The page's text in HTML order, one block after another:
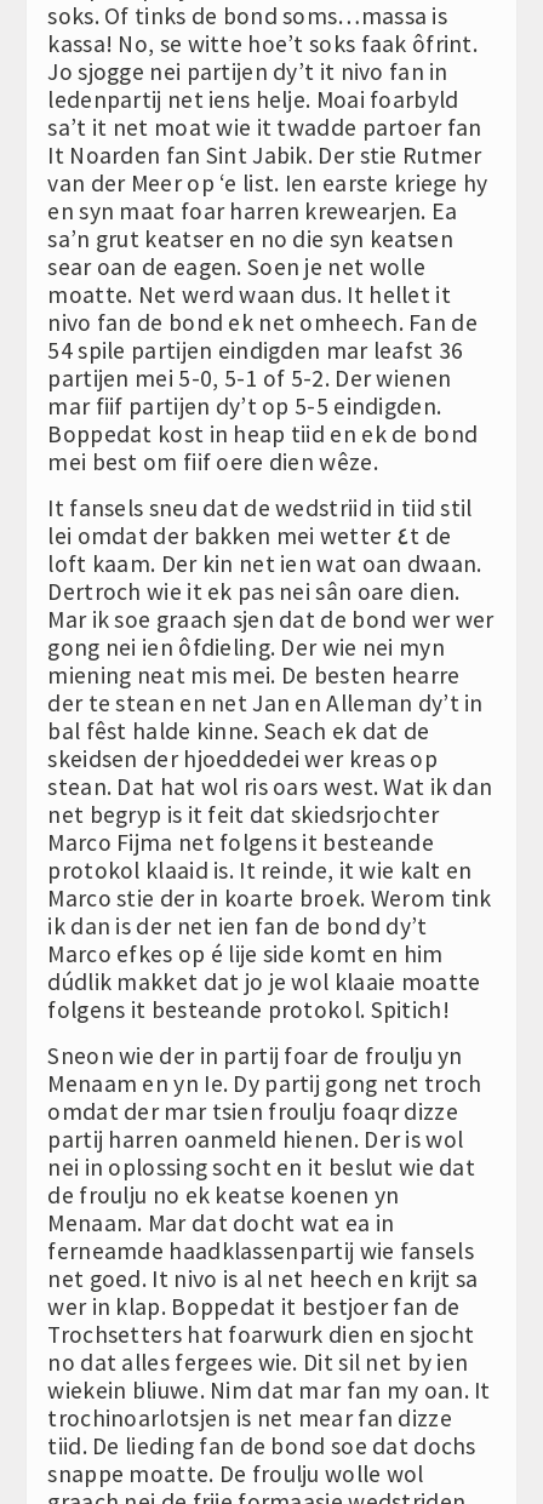
soks. Of tinks de bond soms…massa is
kassa! No, se witte hoe’t soks faak ôfrint.
Jo sjogge nei partijen dy’t it nivo fan in
ledenpartij net iens helje. Moai foarbyld
sa’t it net moat wie it twadde partoer fan
It Noarden fan Sint Jabik. Der stie Rutmer
van der Meer op ‘e list. Ien earste kriege hy
en syn maat foar harren krewearjen. Ea
sa’n grut keatser en no die syn keatsen
sear oan de eagen. Soen je net wolle
moatte. Net werd waan dus. It hellet it
nivo fan de bond ek net omheech. Fan de
54 spile partijen eindigden mar leafst 36
partijen mei 5-0, 5-1 of 5-2. Der wienen
mar fiif partijen dy’t op 5-5 eindigden.
Boppedat kost in heap tiid en ek de bond
mei best om fiif oere dien wêze.
It fansels sneu dat de wedstriid in tiid stil
lei omdat der bakken mei wetter ٤t de
loft kaam. Der kin net ien wat oan dwaan.
Dertroch wie it ek pas nei sân oare dien.
Mar ik soe graach sjen dat de bond wer wer
gong nei ien ôfdieling. Der wie nei myn
miening neat mis mei. De besten hearre
der te stean en net Jan en Alleman dy’t in
bal fêst halde kinne. Seach ek dat de
skeidsen der hjoeddedei wer kreas op
stean. Dat hat wol ris oars west. Wat ik dan
net begryp is it feit dat skiedsrjochter
Marco Fijma net folgens it besteande
protokol klaaid is. It reinde, it wie kalt en
Marco stie der in koarte broek. Werom tink
ik dan is der net ien fan de bond dy’t
Marco efkes op é lije side komt en him
dúdlik makket dat jo je wol klaaie moatte
folgens it besteande protokol. Spitich!
Sneon wie der in partij foar de froulju yn
Menaam en yn Ie. Dy partij gong net troch
omdat der mar tsien froulju foaqr dizze
partij harren oanmeld hienen. Der is wol
nei in oplossing socht en it beslut wie dat
de froulju no ek keatse koenen yn
Menaam. Mar dat docht wat ea in
ferneamde haadklassenpartij wie fansels
net goed. It nivo is al net heech en krijt sa
wer in klap. Boppedat it bestjoer fan de
Trochsetters hat foarwurk dien en sjocht
no dat alles fergees wie. Dit sil net by ien
wiekein bliuwe. Nim dat mar fan my oan. It
trochinoarlotsjen is net mear fan dizze
tiid. De lieding fan de bond soe dat dochs
snappe moatte. De froulju wolle wol